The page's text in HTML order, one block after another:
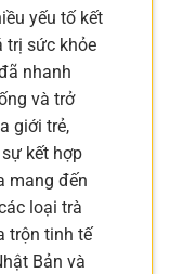
yếu tố kết
trị sức khỏe
nhanh
và trở
giới trẻ,
kết hợp
mang đến
loại trà
trộn tinh tế
Bản và